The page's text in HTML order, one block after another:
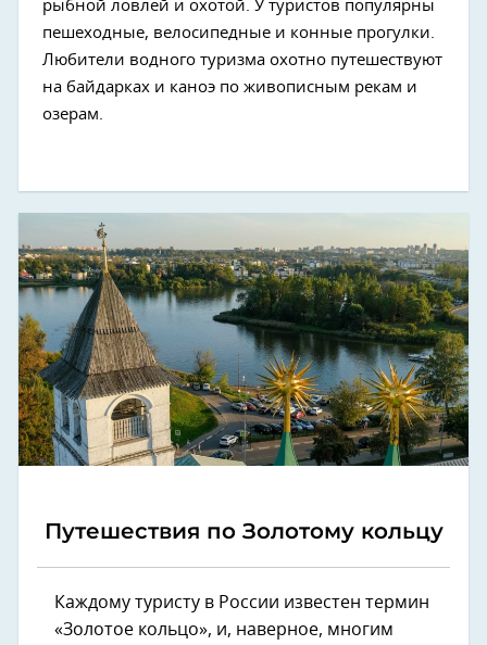
рыбной ловлей и охотой. У туристов популярны
пешеходные, велосипедные и конные прогулки.
Любители водного туризма охотно путешествуют
на байдарках и каноэ по живописным рекам и
озерам.
Путешествия по Золотому кольцу
Каждому туристу в России известен термин
«Золотое кольцо», и, наверное, многим